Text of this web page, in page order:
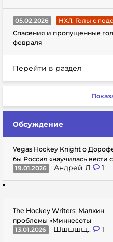
05.02.2026
НХЛ. Голы с
Спасения и пропущенные
февраля
Перейти в раздел
Обсуждение
Vegas Hockey Knight о
бы Россия «научилась вести
19.01.2026
Андрей Л 1
The Hockey Writers: Малкин
проблемы «Миннесоты
13.01.2026
Шшшшщ.. 1